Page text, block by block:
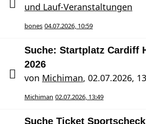
und Lauf-Veranstaltungen
bones 04.07.2026, 10:59
Suche: Startplatz Cardiff
2026
von Michiman, 02.07.2026,
Michiman 02.07.2026, 13:49
Suche Ticket